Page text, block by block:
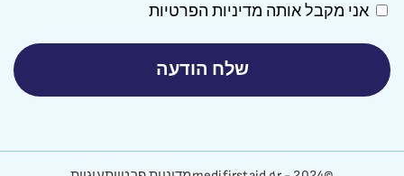
אני מקבל אותה מדיניות הפרטיות
שלח הודעה